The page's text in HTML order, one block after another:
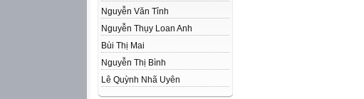
Nguyễn Văn Tỉnh
Nguyễn Thụy Loan Anh
Bùi Thị Mai
Nguyễn Thị Bình
Lê Quỳnh Nhã Uyên